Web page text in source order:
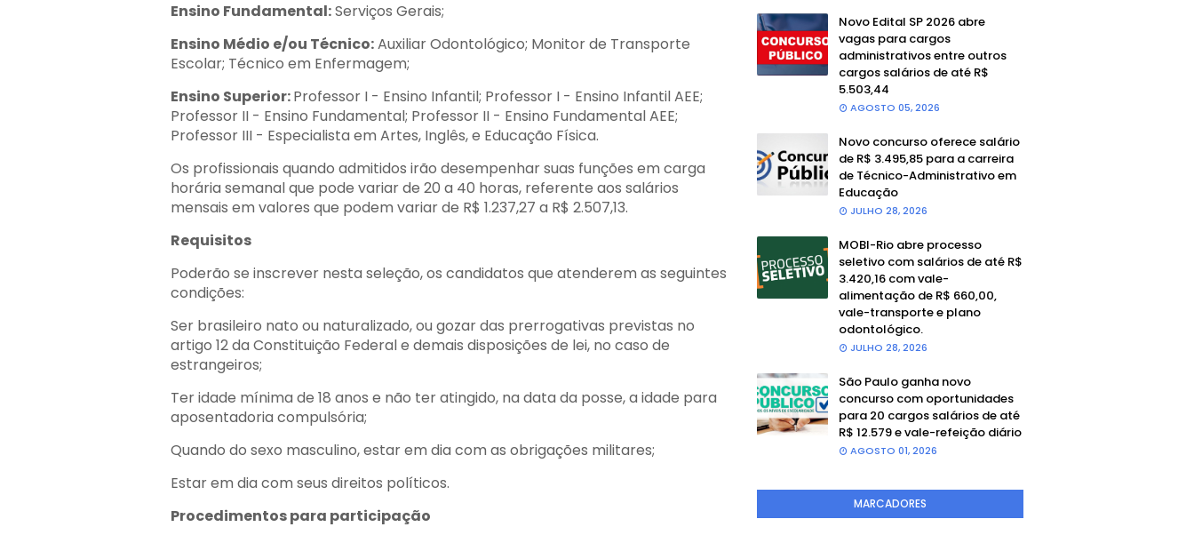
Ensino Fundamental:Serviços Gerais;
Ensino Médio e/ou Técnico:Auxiliar Odontológico; Monitor de Transporte
Escolar; Técnico em Enfermagem;
Ensino Superior:Professor I - Ensino Infantil; Professor I - Ensino Infantil AEE;
Professor II - Ensino Fundamental; Professor II - Ensino Fundamental AEE;
Professor III - Especialista em Artes, Inglês, e Educação Física.
Os profissionais quando admitidos irão desempenhar suas funções em carga
horária semanal que pode variar de 20 a 40 horas, referente aos salários
mensais em valores que podem variar de R$ 1.237,27 a R$ 2.507,13.
Requisitos
Poderão se inscrever nesta seleção, os candidatos que atenderem as seguintes
condições:
Ser brasileiro nato ou naturalizado, ou gozar das prerrogativas previstas no
artigo 12 da Constituição Federal e demais disposições de lei, no caso de
estrangeiros;
Ter idade mínima de 18 anos e não ter atingido, na data da posse, a idade para
aposentadoria compulsória;
Quando do sexo masculino, estar em dia com as obrigações militares;
Estar em dia com seus direitos políticos.
Procedimentos para participação
Novo Edital SP 2026 abre
vagas para cargos
administrativos entre outros
cargos salários de até R$
5.503,44
AGOSTO 05, 2026
Novo concurso oferece salário
de R$ 3.495,85 para a carreira
de Técnico-Administrativo em
Educação
JULHO 28, 2026
MOBI-Rio abre processo
seletivo com salários de até R$
3.420,16 com vale-
alimentação de R$ 660,00,
vale-transporte e plano
odontológico.
JULHO 28, 2026
São Paulo ganha novo
concurso com oportunidades
para 20 cargos salários de até
R$ 12.579 e vale-refeição diário
AGOSTO 01, 2026
MARCADORES